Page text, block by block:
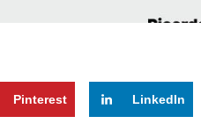
Pinterest LinkedIn